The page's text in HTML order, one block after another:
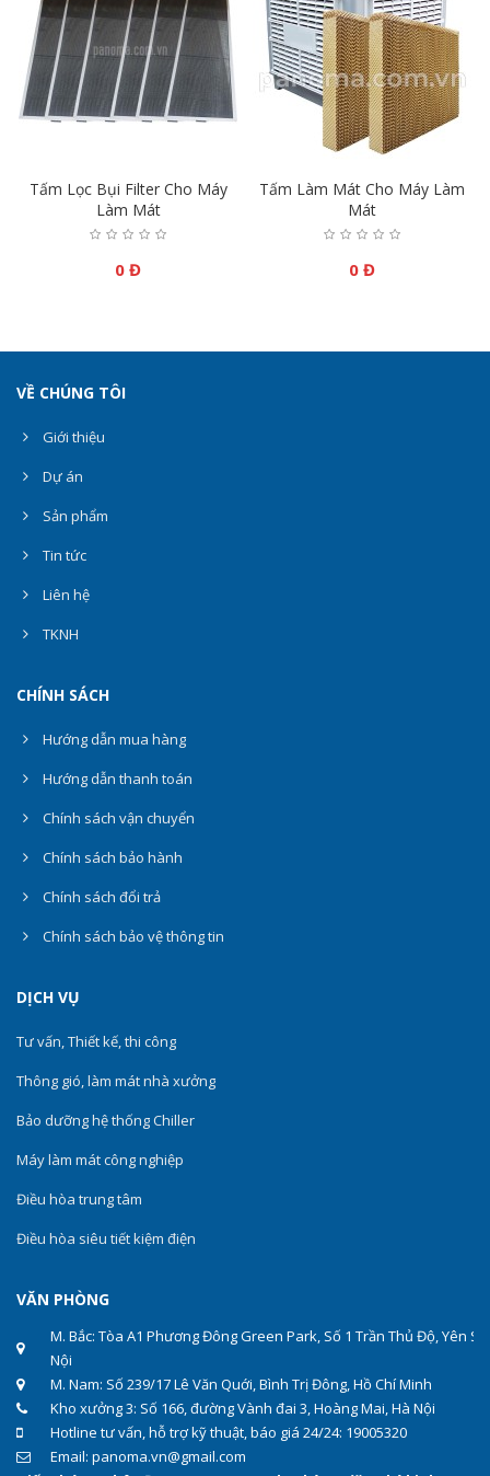
Tấm Lọc Bụi Filter Cho Máy
Làm Mát
0 Đ
Tấm Làm Mát Cho Máy Làm
Mát
0 Đ
VỀ CHÚNG TÔI
Giới thiệu
Dự án
Sản phẩm
Tin tức
Liên hệ
TKNH
CHÍNH SÁCH
Hướng dẫn mua hàng
Hướng dẫn thanh toán
Chính sách vận chuyển
Chính sách bảo hành
Chính sách đổi trả
Chính sách bảo vệ thông tin
DỊCH VỤ
Tư vấn, Thiết kế, thi công
Thông gió, làm mát nhà xưởng
Bảo dưỡng hệ thống Chiller
Máy làm mát công nghiệp
Điều hòa trung tâm
Điều hòa siêu tiết kiệm điện
VĂN PHÒNG
M. Bắc: Tòa A1 Phương Đông Green Park, Số 1 Trần Thủ Độ, Yên
Nội
M. Nam: Số 239/17 Lê Văn Quới, Bình Trị Đông, Hồ Chí Minh
Kho xưởng 3: Số 166, đường Vành đai 3, Hoàng Mai, Hà Nội
Hotline tư vấn, hỗ trợ kỹ thuật, báo giá 24/24: 19005320
Email: panoma.vn@gmail.com